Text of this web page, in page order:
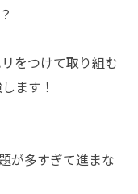
をつけて取り組む
ます！
が多すぎて進まな